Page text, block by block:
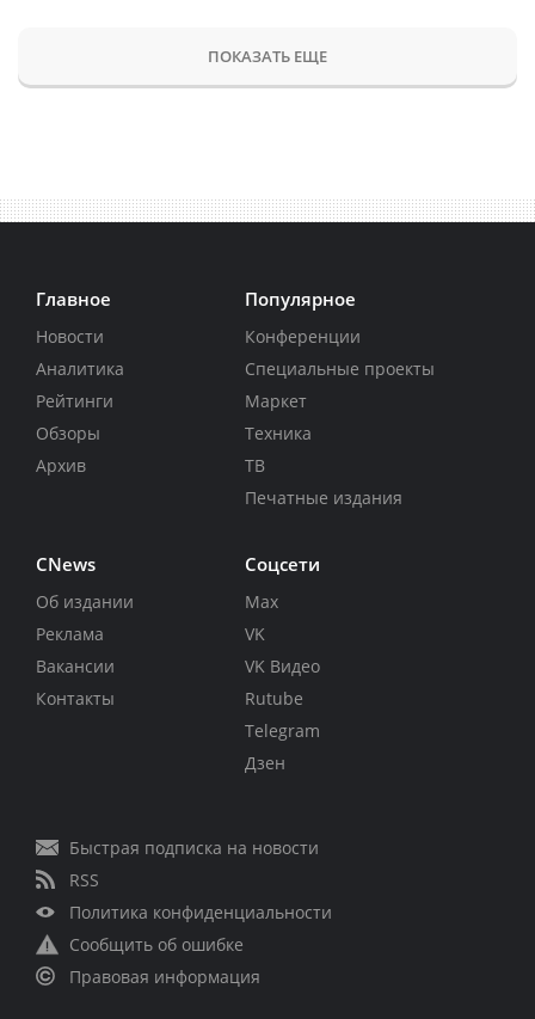
ПОКАЗАТЬ ЕЩЕ
Главное
Новости
Аналитика
Рейтинги
Обзоры
Архив
Популярное
Конференции
Специальные проекты
Маркет
Техника
ТВ
Печатные издания
CNews
Об издании
Реклама
Вакансии
Контакты
Соцсети
Max
VK
VK Видео
Rutube
Telegram
Дзен
Быстрая подписка на новости
RSS
Политика конфиденциальности
Сообщить об ошибке
Правовая информация